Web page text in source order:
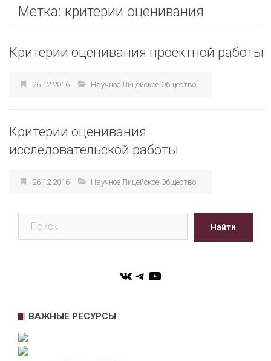
Метка: критерии оценивания
Критерии оценивания проектной работы
26.12.2016 Научное Лицейское Общество
Критерии оценивания
исследовательской работы
26.12.2016 Научное Лицейское Общество
Найти
VKTelegram
YouTube
ВАЖНЫЕ РЕСУРСЫ